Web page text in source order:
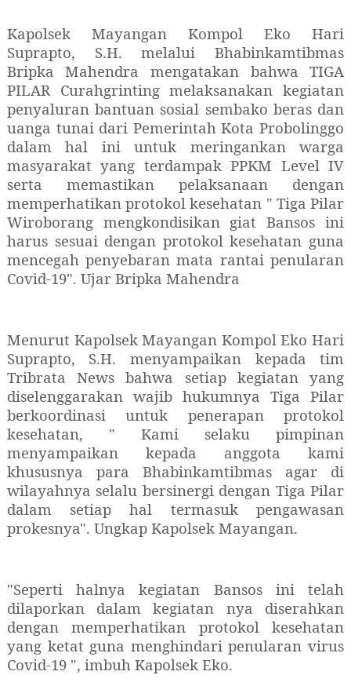
Kapolsek Mayangan Kompol Eko Hari
Suprapto, S.H. melalui Bhabinkamtibmas
Bripka Mahendra mengatakan bahwa TIGA
PILAR Curahgrinting melaksanakan kegiatan
penyaluran bantuan sosial sembako beras dan
uanga tunai dari Pemerintah Kota Probolinggo
dalam hal ini untuk meringankan warga
masyarakat yang terdampak PPKM Level IV
serta memastikan pelaksanaan dengan
memperhatikan protokol kesehatan " Tiga Pilar
Wiroborang mengkondisikan giat Bansos ini
harus sesuai dengan protokol kesehatan guna
mencegah penyebaran mata rantai penularan
Covid-19". Ujar Bripka Mahendra
Menurut Kapolsek Mayangan Kompol Eko Hari
Suprapto, S.H. menyampaikan kepada tim
Tribrata News bahwa setiap kegiatan yang
diselenggarakan wajib hukumnya Tiga Pilar
berkoordinasi untuk penerapan protokol
kesehatan, " Kami selaku pimpinan
menyampaikan kepada anggota kami
khususnya para Bhabinkamtibmas agar di
wilayahnya selalu bersinergi dengan Tiga Pilar
dalam setiap hal termasuk pengawasan
prokesnya". Ungkap Kapolsek Mayangan.
"Seperti halnya kegiatan Bansos ini telah
dilaporkan dalam kegiatan nya diserahkan
dengan memperhatikan protokol kesehatan
yang ketat guna menghindari penularan virus
Covid-19 ", imbuh Kapolsek Eko.